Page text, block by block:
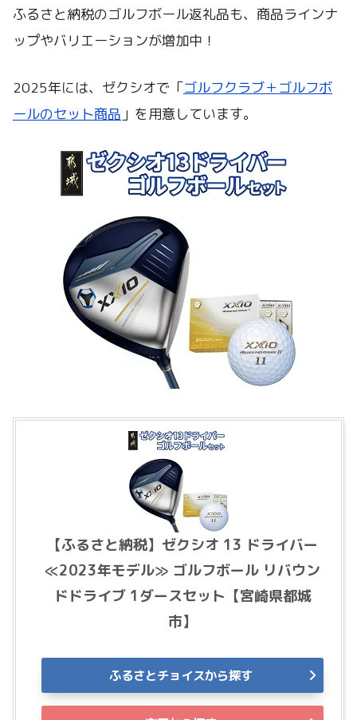
ふるさと納税のゴルフボール返礼品も、商品ラインナ
ップやバリエーションが増加中！
2025年には、ゼクシオで「ゴルフクラブ＋ゴルフボ
ールのセット商品 」を用意しています。
【ふるさと納税】ゼクシオ 13 ドライバー
≪2023年モデル≫ ゴルフボール リバウン
ドドライブ 1ダースセット【宮崎県都城
市】
ふるさとチョイスから探す